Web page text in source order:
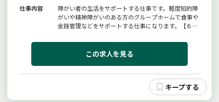
仕事内容
障がい者の生活をサポートする仕事です。軽度知的障
がいや精神障がいのある方のグループホームで食事や
金銭管理などをサポートする仕事になります。【６０
囲：変更なし
この求人を見る